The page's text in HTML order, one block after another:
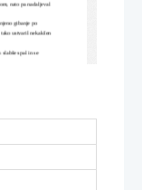
nato pa nadaljeval
gibanje po
ustvaril nekakšen
slabše spal in se